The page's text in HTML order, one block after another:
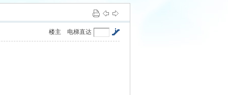
电梯直达
楼主